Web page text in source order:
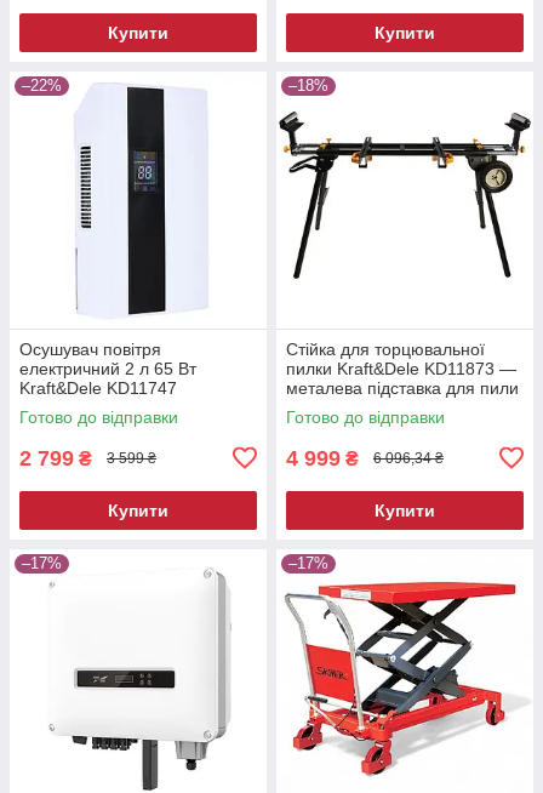
Купити Купити
–22%
Осушувач повітря
електричний 2 л 65 Вт
Kraft&Dele KD11747
побутовий вологопоглинач
Готово до відправки
2 799 ₴ 3 599 ₴
Купити
–18%
Стійка для торцювальної
пилки Kraft&Dele KD11873 —
металева підставка для пили
Готово до відправки
4 999 ₴ 6 096,34 ₴
Купити
–17% –17%